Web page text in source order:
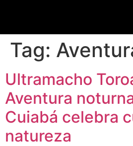
Tag:
Ultramacho
Aventura
Cuiabá celebra
natureza